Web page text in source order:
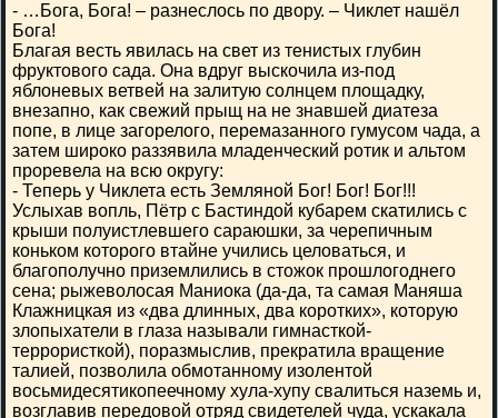
- …Бога, Бога! – разнеслось по двору. – Чиклет нашёл
Бога!
Благая весть явилась на свет из тенистых глубин
фруктового сада. Она вдруг выскочила из-под
яблоневых ветвей на залитую солнцем площадку,
внезапно, как свежий прыщ на не знавшей диатеза
попе, в лице загорелого, перемазанного гумусом чада, а
затем широко раззявила младенческий ротик и альтом
проревела на всю округу:
- Теперь у Чиклета есть Земляной Бог! Бог! Бог!!!
Услыхав вопль, Пётр с Бастиндой кубарем скатились с
крыши полуистлевшего сараюшки, за черепичным
коньком которого втайне учились целоваться, и
благополучно приземлились в стожок прошлогоднего
сена; рыжеволосая Маниока (да-да, та самая Маняша
Клажницкая из «два длинных, два коротких», которую
злопыхатели в глаза называли гимнасткой-
террористкой), поразмыслив, прекратила вращение
талией, позволила обмотанному изолентой
восьмидесятикопеечному хула-хупу свалиться наземь и,
возглавив передовой отряд свидетелей чуда, ускакала